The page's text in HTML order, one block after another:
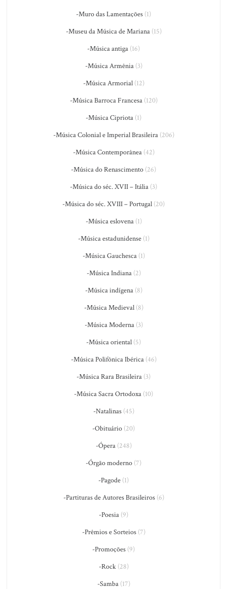
-Muro das Lamentações (1)
-Museu da Música de Mariana(15)
-Música antiga (16)
-Música Armênia(3)
-Música Armorial(12)
-Música Barroca Francesa(120)
-Música Cipriota (1)
-Música Colonial e Imperial Brasileira(206)
-Música Contemporânea(42)
-Música do Renascimento (26)
-Música do séc. XVII – Itália (3)
-Música do séc. XVIII – Portugal (20)
-Música eslovena(1)
-Música estadunidense(1)
-Música Gauchesca(1)
-Música Indiana(2)
-Música indígena(8)
-Música Medieval(8)
-Música Moderna(3)
-Música oriental (5)
-Música Polifônica Ibérica(46)
-Música Rara Brasileira (3)
-Música Sacra Ortodoxa (10)
-Natalinas(45)
-Obituário (20)
-Ópera(248)
-Órgão moderno (7)
-Pagode (1)
-Partituras de Autores Brasileiros(6)
-Poesia (9)
-Prêmios e Sorteios(7)
-Promoções (9)
-Rock(28)
-Samba(17)